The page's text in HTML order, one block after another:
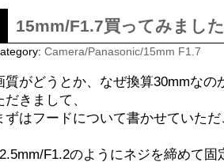
15mm/F1.7買ってみまし
Camera/Panasonic/15mm F1.7
質がどうとか、なぜ換算30mmな
だきまして、
ずはフードについて書かせていた
F1.2のようにネジを締めて